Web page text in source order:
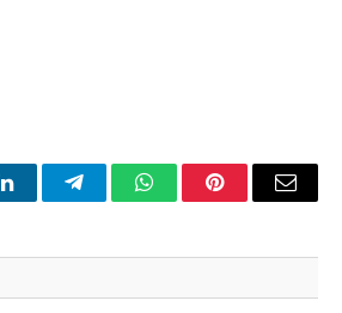
LinkedInTelegramWhatsAppPinterestEmail